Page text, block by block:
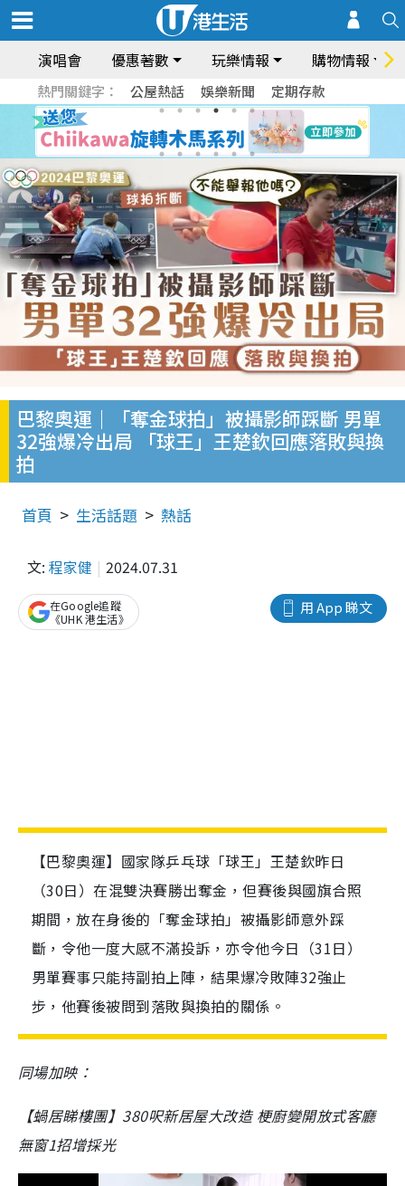
演唱會 優惠著數 玩樂情報 購物情報
熱門關鍵字： 公屋熱話 娛樂新聞 定期存款
巴黎奧運｜「奪金球拍」被攝影師踩斷 男單
32強爆冷出局 「球王」王楚欽回應落敗與換
拍
首頁 生活話題 熱話
文: 程家健 2024.07.31
用 App 睇文
在Google追蹤
《UHK 港生活》
【巴黎奧運】國家隊乒乓球「球王」王楚欽昨日
（30日）在混雙決賽勝出奪金，但賽後與國旗合照
期間，放在身後的「奪金球拍」被攝影師意外踩
斷，令他一度大感不滿投訴，亦令他今日（31日）
男單賽事只能持副拍上陣，結果爆冷敗陣32強止
步，他賽後被問到落敗與換拍的關係。
同場加映：
【蝸居睇樓團】380呎新居屋大改造 梗廚變開放式客廳
無窗1招增採光